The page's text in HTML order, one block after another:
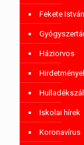
Fekete
Háziorvos
Iskolai hírek
Koronavírus